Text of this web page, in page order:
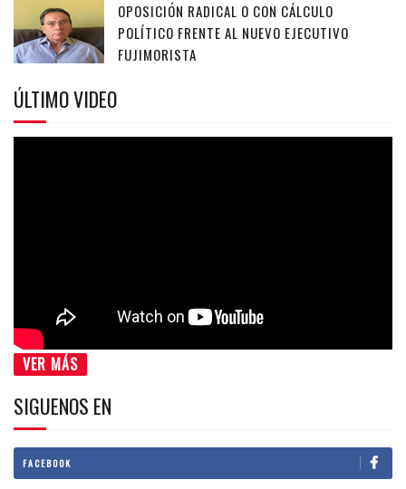
OPOSICIÓN RADICAL O CON CÁLCULO
POLÍTICO FRENTE AL NUEVO EJECUTIVO
FUJIMORISTA
ÚLTIMO VIDEO
VER MÁS
SIGUENOS EN
FACEBOOK